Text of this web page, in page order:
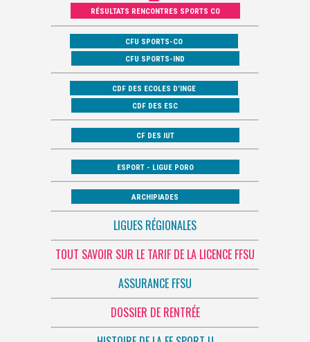
RÉSULTATS RENCONTRES SPORTS CO
CFU SPORTS-CO
CFU SPORTS-IND
CDF DES ECOLES D’INGE
CDF DES ESC
CF DES IUT
ESPORT - LIGUE PORO
ARCHIPIADES
LIGUES RÉGIONALES
TOUT SAVOIR SUR LE TARIF DE LA LICENCE FFSU
ASSURANCE FFSU
DOSSIER DE RENTRÉE